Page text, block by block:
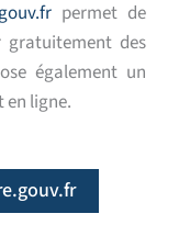
permet de
gratuitement des
également un
en ligne.